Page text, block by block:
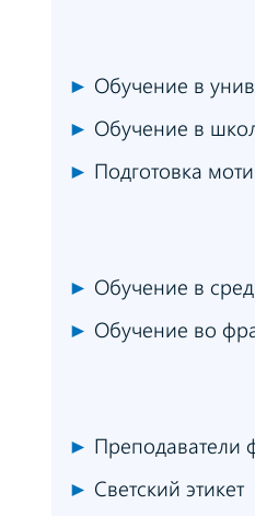
► Обучение в
► Обучение в
► Подготовка
► Обучение в
► Обучение во
► Преподаватели
► Светский этикет